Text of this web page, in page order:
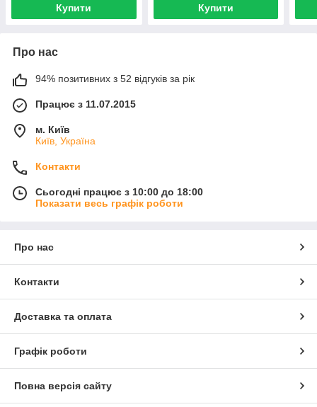
Купити Купити
Про нас
94% позитивних з 52 відгуків за рік
Працює з 11.07.2015
м. Київ
Київ, Україна
Контакти
Сьогодні працює з 10:00 до 18:00
Показати весь графік роботи
Про нас
Контакти
Доставка та оплата
Графік роботи
Повна версія сайту